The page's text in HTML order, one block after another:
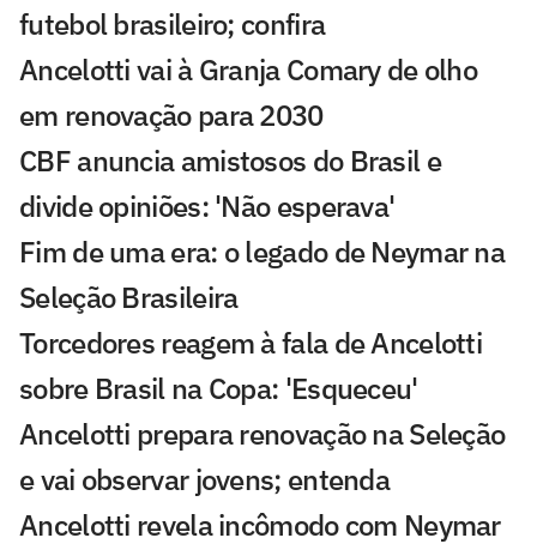
futebol brasileiro; confira
Ancelotti vai à Granja Comary de olho
em renovação para 2030
CBF anuncia amistosos do Brasil e
divide opiniões: 'Não esperava'
Fim de uma era: o legado de Neymar na
Seleção Brasileira
Torcedores reagem à fala de Ancelotti
sobre Brasil na Copa: 'Esqueceu'
Ancelotti prepara renovação na Seleção
e vai observar jovens; entenda
Ancelotti revela incômodo com Neymar